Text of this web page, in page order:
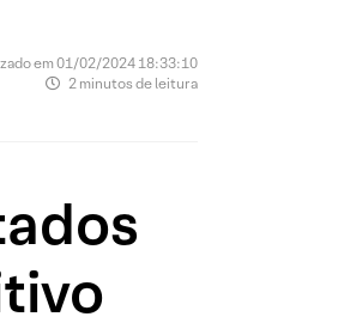
em 01/02/2024 18:33:10
2 minutos de leitura